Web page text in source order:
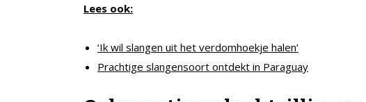
Lees ook:
‘Ik wil slangen uit het verdomhoekje halen’
Prachtige slangensoort ontdekt in Paraguay